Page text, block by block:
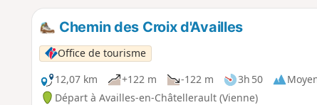
Chemin des Croix d'Availles
Office de tourisme
12,07 km
+122 m -122 m 3h 50
Départ à Availles-en-Châtellerault (Vienne)